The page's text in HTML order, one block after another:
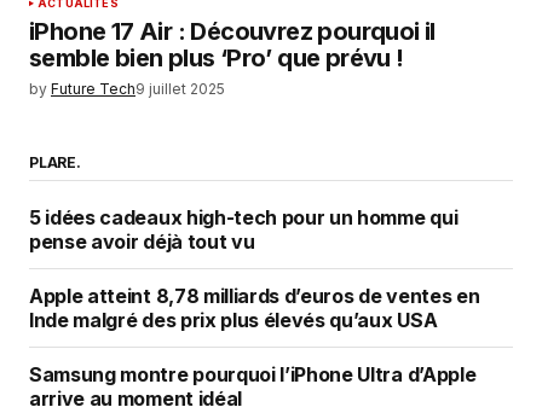
ACTUALITÉS
iPhone 17 Air : Découvrez pourquoi il
semble bien plus ‘Pro’ que prévu !
by Future Tech9 juillet 2025
PLARE.
5 idées cadeaux high-tech pour un homme qui
pense avoir déjà tout vu
Apple atteint 8,78 milliards d’euros de ventes en
Inde malgré des prix plus élevés qu’aux USA
Samsung montre pourquoi l’iPhone Ultra d’Apple
arrive au moment idéal